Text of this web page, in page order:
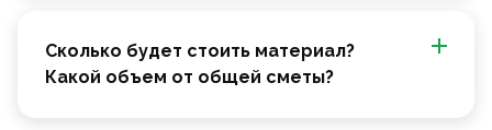
Сколько будет стоить материал?
Какой объем от общей сметы?